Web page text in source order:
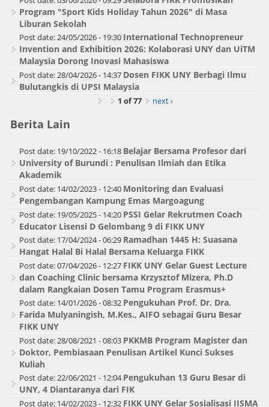
Program "Sport Kids Holiday Tahun 2026" di Masa
Liburan Sekolah
Post date:24/05/2026 - 19:30 International Technopreneur
Invention and Exhibition 2026: Kolaborasi UNY dan UiTM
Malaysia Dorong Inovasi Mahasiswa
Post date:28/04/2026 - 14:37 Dosen FIKK UNY Berbagi Ilmu
Bulutangkis di UPSI Malaysia
1 of 77 next ›
Berita Lain
Post date: 19/10/2022 - 16:18 Belajar Bersama Profesor dari
University of Burundi : Penulisan Ilmiah dan Etika
Akademik
Post date: 14/02/2023 - 12:40 Monitoring dan Evaluasi
Pengembangan Kampung Emas Margoagung
Post date: 19/05/2025 - 14:20 PSSI Gelar Rekrutmen Coach
Educator Lisensi D Gelombang 9 di FIKK UNY
Post date: 17/04/2024 - 06:29 Ramadhan 1445 H: Suasana
Hangat Halal Bi Halal Bersama Keluarga FIKK
Post date:07/04/2026 - 12:27 FIKK UNY Gelar Guest Lecture
dan Coaching Clinic bersama Krzysztof Mizera, Ph.D
dalam Rangkaian Dosen Tamu Program Erasmus+
Post date: 14/01/2026 - 08:32 Pengukuhan Prof. Dr. Dra.
Farida Mulyaningish, M.Kes., AIFO sebagai Guru Besar
FIKK UNY
Post date:28/08/2021 - 08:03 PKKMB Program Magister dan
Doktor, Pembiasaan Penulisan Artikel Kunci Sukses
Kuliah
Post date:22/06/2021 - 12:04 Pengukuhan 13 Guru Besar di
UNY, 4 Diantaranya dari FIK
Post date: 14/02/2023 - 12:32 FIKK UNY Gelar Sosialisasi IISMA